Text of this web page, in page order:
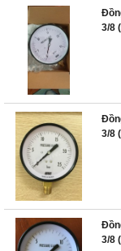
3/8
3/8
3/8